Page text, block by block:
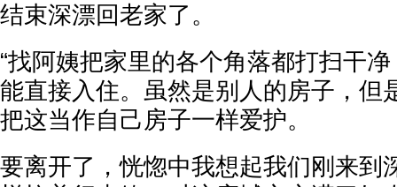
结束深漂回老家了。
“找阿姨把家里的各个角落都打扫干
能直接入住。虽然是别人的房子，但
把这当作自己房子一样爱护。
要离开了，恍惚中我想起我们刚来到